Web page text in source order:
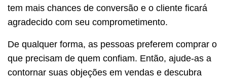
tem mais chances de conversão e o cliente ficará
agradecido com seu comprometimento.
De qualquer forma, as pessoas preferem comprar o
que precisam de quem confiam. Então, ajude-as a
contornar suas objeções em vendas e descubra